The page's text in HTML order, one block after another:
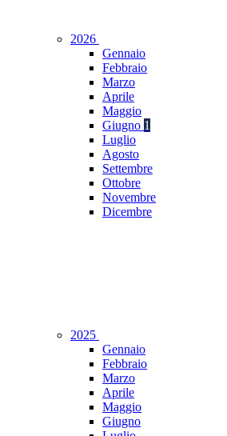
2026
Gennaio
Febbraio
Marzo
Aprile
Maggio
Giugno 1
Luglio
Agosto
Settembre
Ottobre
Novembre
Dicembre
2025
Gennaio
Febbraio
Marzo
Aprile
Maggio
Giugno